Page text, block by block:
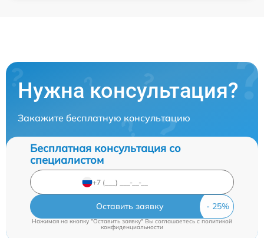
Нужна консультация?
Закажите бесплатную консультацию
Бесплатная консультация со
специалистом
Оставить заявку
Нажимая на кнопку "Оставить заявку" Вы соглашаетесь cполитикой
конфиденциальности